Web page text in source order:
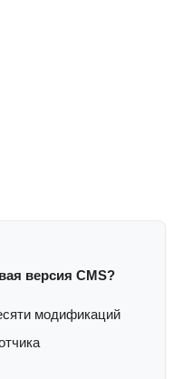
версия CMS?
модификаций